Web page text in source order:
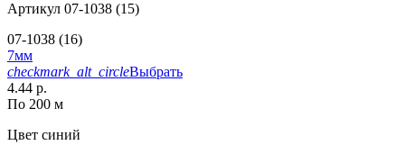
Артикул 07-1038 (15)
07-1038 (16)
7мм
checkmark_alt_circleВыбрать
4.44 р.
По 200 м
Цвет синий